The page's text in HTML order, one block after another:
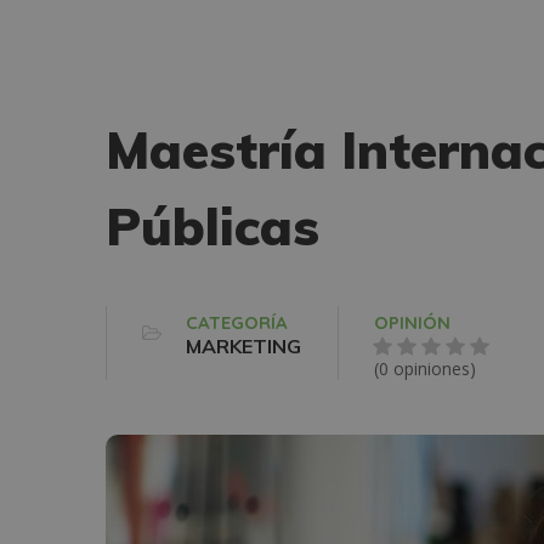
Maestría
Públicas
CATEGORÍA
MARKETING
OPINIÓN
(0 opiniones)